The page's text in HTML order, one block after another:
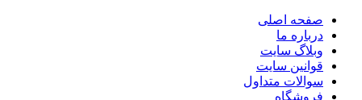
صفحه اصلی
درباره ما
وبلاگ سایت
قوانین سایت
سوالات متداول
فروشگاه